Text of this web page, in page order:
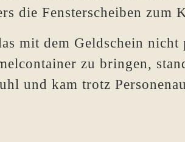
die Fensterscheiben zum
mit dem Geldschein nicht
zu bringen,
und kam trotz